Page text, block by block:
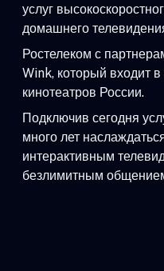
услуг
домашнего
Ростелеком с
Wink, который входит
кинотеатров России.
Подключив сегодня
много лет
интерактивным
безлимитным